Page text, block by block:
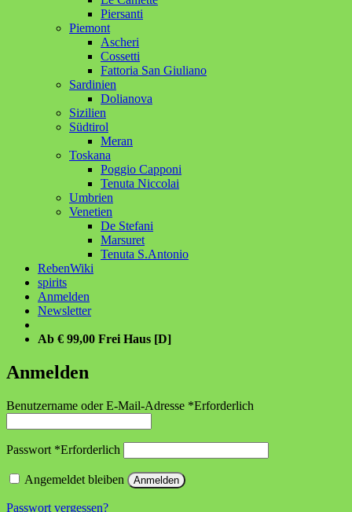
Piersanti
Piemont
Ascheri
Cossetti
Fattoria San Giuliano
Sardinien
Dolianova
Sizilien
Südtirol
Meran
Toskana
Poggio Capponi
Tenuta Niccolai
Umbrien
Venetien
De Stefani
Marsuret
Tenuta S.Antonio
RebenWiki
spirits
Anmelden
Newsletter
Ab € 99,00 Frei Haus [D]
Anmelden
Benutzername oder E-Mail-Adresse *Erforderlich
Passwort *Erforderlich
Angemeldet bleiben Anmelden
Passwort vergessen?